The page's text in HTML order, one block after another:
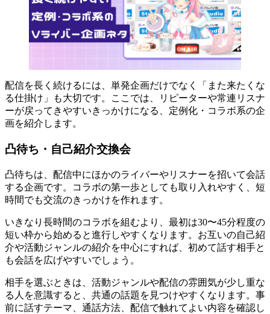
配信を長く続けるには、単発企画だけでなく「また来たくな
る仕掛け」も大切です。ここでは、リピーターや常連リスナ
ーが戻ってきやすいきっかけになる、定例化・コラボ系の企
画を紹介します。
凸待ち・自己紹介交換会
凸待ちは、配信中にほかのライバーやリスナーを招いて会話
する企画です。コラボの第一歩としても取り入れやすく、短
時間でも交流のきっかけを作れます。
いきなり長時間のコラボを組むより、最初は30〜45分程度の
短い枠から始めると進行しやすくなります。お互いの自己紹
介や活動ジャンルの紹介を中心にすれば、初めて話す相手と
も会話を広げやすいでしょう。
相手を選ぶときは、活動ジャンルや配信の雰囲気が少し重な
る人を意識すると、共通の話題を見つけやすくなります。事
前に話すテーマ、通話方法、配信で触れてよい内容を確認し